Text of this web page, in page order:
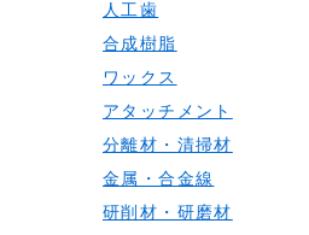
人工歯
合成樹脂
ワックス
アタッチメント
分離材・清掃材
金属・合金線
研削材・研磨材